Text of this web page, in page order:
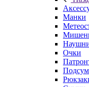
Манки
Очки